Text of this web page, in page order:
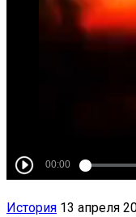
История 13 апреля